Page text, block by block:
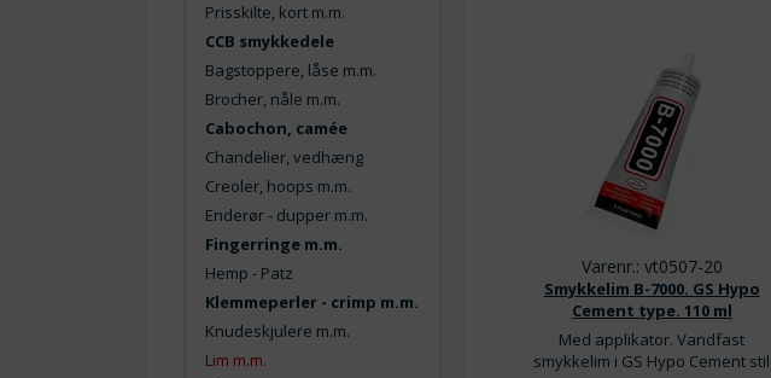
Prisskilte, kort m.m.
CCB smykkedele
Bagstoppere, låse m.m.
Brocher, nåle m.m.
Cabochon, camée
Chandelier, vedhæng
Creoler, hoops m.m.
Enderør - dupper m.m.
Fingerringe m.m.
Hemp - Patz
Klemmeperler - crimp m.m.
Knudeskjulere m.m.
Lim m.m.
Varenr.: vt0507-20
Smykkelim B-7000. GS Hypo
Cement type. 110 ml
Med applikator. Vandfast
smykkelim i GS Hypo Cement stil